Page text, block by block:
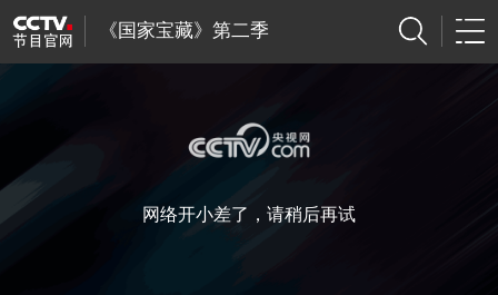
《国家宝藏》第二季
网络开小差了，请稍后再试